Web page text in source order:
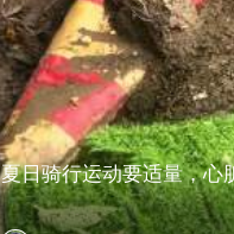
夏日骑行运动要适量，心